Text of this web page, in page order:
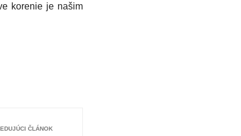
korenie je našim
ČLÁNOK